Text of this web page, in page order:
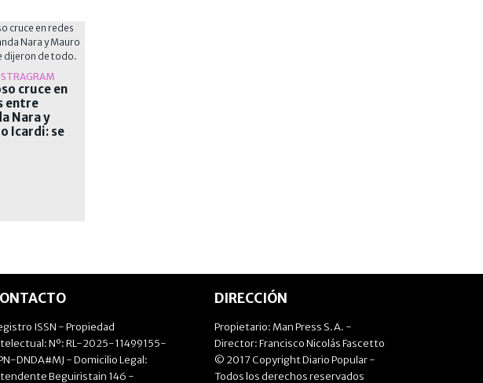
cruce en
entre
Nara y
Icardi: se
ISSN - Propiedad
Nº: RL-2025-11499155-
DNDA#MJ - Domicilio Legal:
Beguiristain 146 -
DIRECCIÓN
Propietario: Man Press S.A. -
Director: Francisco Nicolás Fascetto
© 2017 Copyright Diario Popular -
Todos los derechos reservados